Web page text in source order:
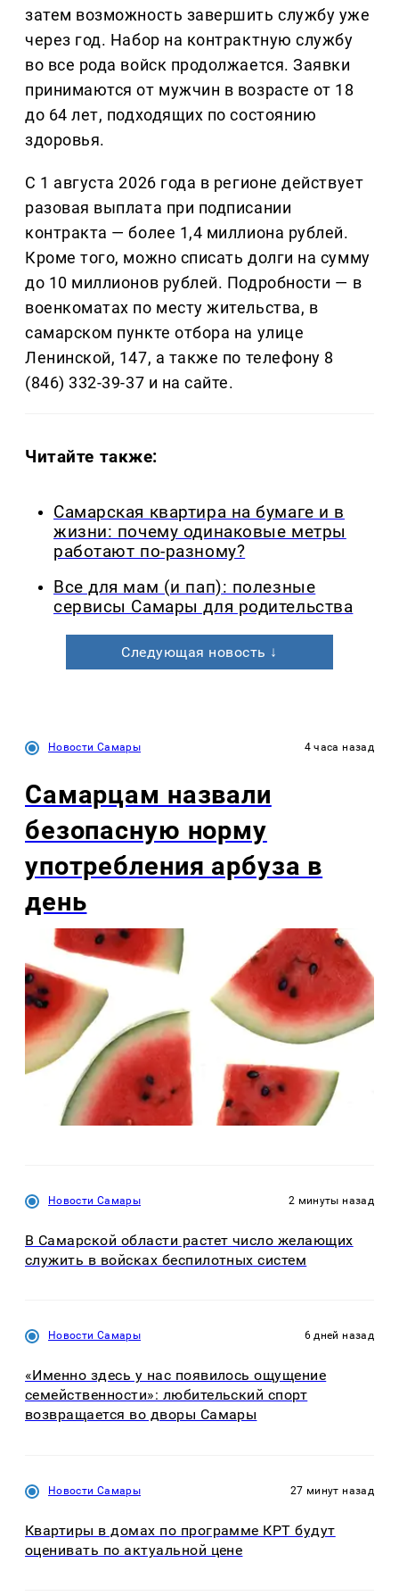
затем возможность завершить службу уже
через год. Набор на контрактную службу
во все рода войск продолжается. Заявки
принимаются от мужчин в возрасте от 18
до 64 лет, подходящих по состоянию
здоровья.
С 1 августа 2026 года в регионе действует
разовая выплата при подписании
контракта — более 1,4 миллиона рублей.
Кроме того, можно списать долги на сумму
до 10 миллионов рублей. Подробности — в
военкоматах по месту жительства, в
самарском пункте отбора на улице
Ленинской, 147, а также по телефону 8
(846) 332-39-37 и на сайте.
Читайте также:
Самарская квартира на бумаге и в
жизни: почему одинаковые метры
работают по-разному?
Все для мам (и пап): полезные
сервисы Самары для родительства
Следующая новость ↓
Новости Самары 4 часа назад
Самарцам назвали
безопасную норму
употребления арбуза в
день
Новости Самары 2 минуты назад
В Самарской области растет число желающих
служить в войсках беспилотных систем
Новости Самары 6 дней назад
«Именно здесь у нас появилось ощущение
семейственности»: любительский спорт
возвращается во дворы Самары
Новости Самары 27 минут назад
Квартиры в домах по программе КРТ будут
оценивать по актуальной цене